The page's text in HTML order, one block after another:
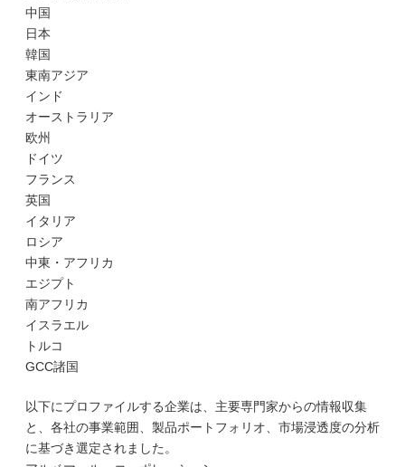
中国
日本
韓国
東南アジア
インド
オーストラリア
欧州
ドイツ
フランス
英国
イタリア
ロシア
中東・アフリカ
エジプト
南アフリカ
イスラエル
トルコ
GCC諸国
以下にプロファイルする企業は、主要専門家からの情報収集
と、各社の事業範囲、製品ポートフォリオ、市場浸透度の分析
に基づき選定されました。